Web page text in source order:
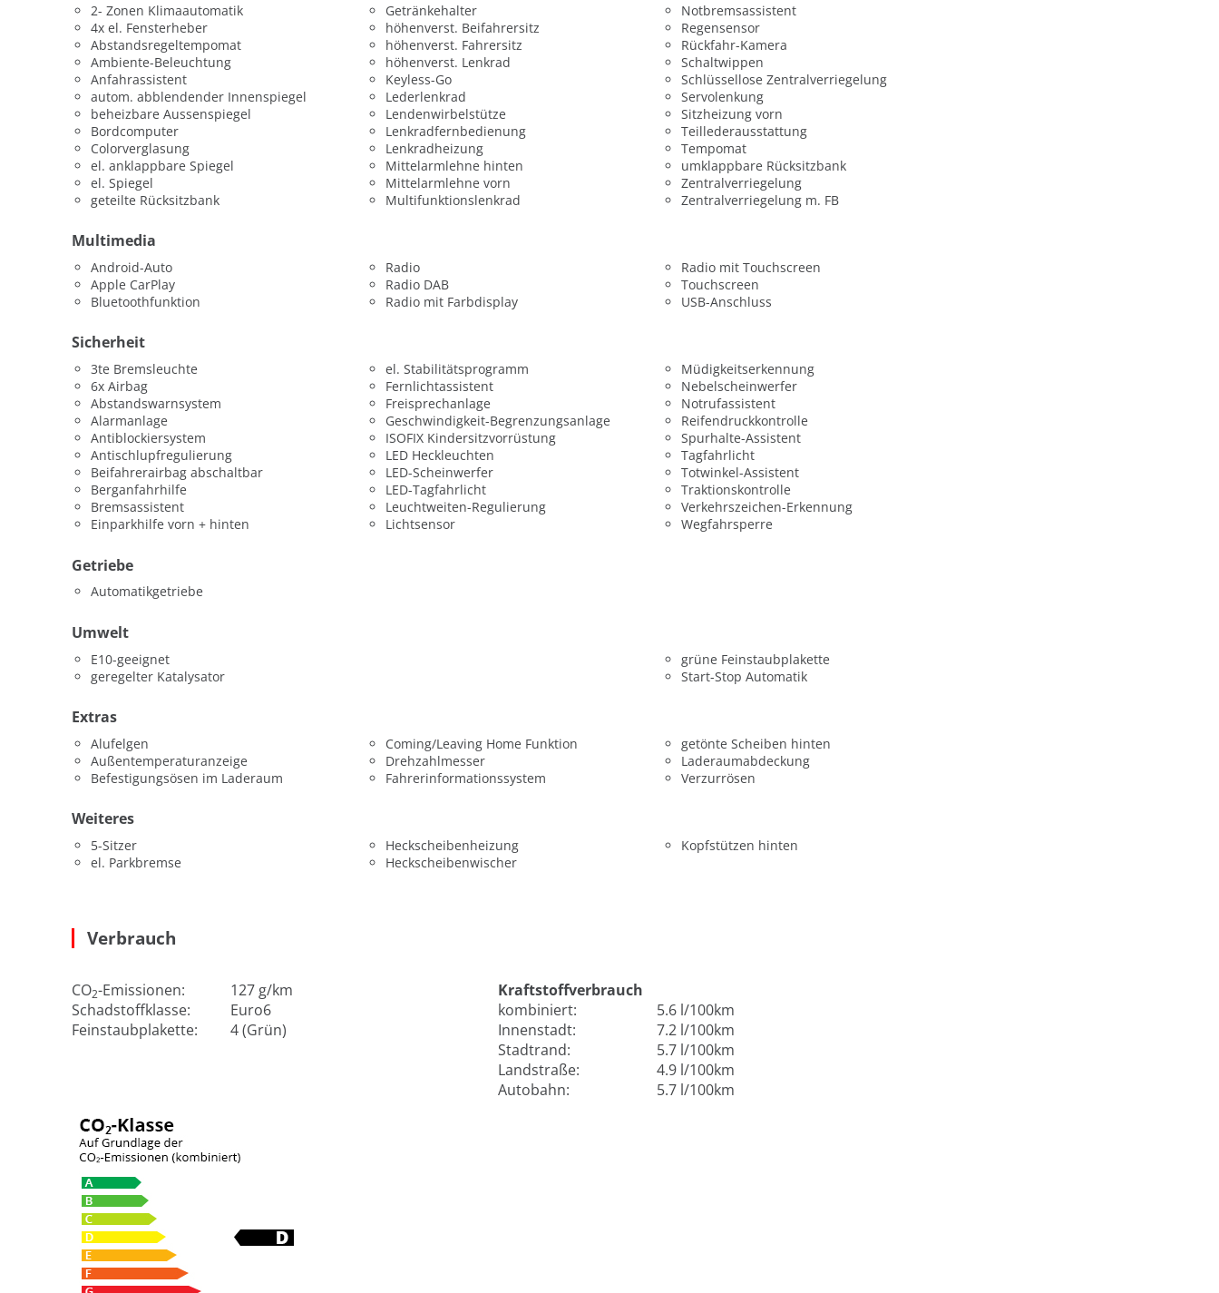
2- Zonen Klimaautomatik
4x el. Fensterheber
Abstandsregeltempomat
Ambiente-Beleuchtung
Anfahrassistent
autom. abblendender Innenspiegel
beheizbare Aussenspiegel
Bordcomputer
Colorverglasung
el. anklappbare Spiegel
el. Spiegel
geteilte Rücksitzbank
Getränkehalter
höhenverst. Beifahrersitz
höhenverst. Fahrersitz
höhenverst. Lenkrad
Keyless-Go
Lederlenkrad
Lendenwirbelstütze
Lenkradfernbedienung
Lenkradheizung
Mittelarmlehne hinten
Mittelarmlehne vorn
Multifunktionslenkrad
Notbremsassistent
Regensensor
Rückfahr-Kamera
Schaltwippen
Schlüssellose Zentralverriegelung
Servolenkung
Sitzheizung vorn
Teillederausstattung
Tempomat
umklappbare Rücksitzbank
Zentralverriegelung
Zentralverriegelung m. FB
Multimedia
Android-Auto
Apple CarPlay
Bluetoothfunktion
Radio
Radio DAB
Radio mit Farbdisplay
Radio mit Touchscreen
Touchscreen
USB-Anschluss
Sicherheit
3te Bremsleuchte
6x Airbag
Abstandswarnsystem
Alarmanlage
Antiblockiersystem
Antischlupfregulierung
Beifahrerairbag abschaltbar
Berganfahrhilfe
Bremsassistent
Einparkhilfe vorn + hinten
el. Stabilitätsprogramm
Fernlichtassistent
Freisprechanlage
Geschwindigkeit-Begrenzungsanlage
ISOFIX Kindersitzvorrüstung
LED Heckleuchten
LED-Scheinwerfer
LED-Tagfahrlicht
Leuchtweiten-Regulierung
Lichtsensor
Müdigkeitserkennung
Nebelscheinwerfer
Notrufassistent
Reifendruckkontrolle
Spurhalte-Assistent
Tagfahrlicht
Totwinkel-Assistent
Traktionskontrolle
Verkehrszeichen-Erkennung
Wegfahrsperre
Getriebe
Automatikgetriebe
Umwelt
E10-geeignet
geregelter Katalysator
grüne Feinstaubplakette
Start-Stop Automatik
Extras
Alufelgen
Außentemperaturanzeige
Befestigungsösen im Laderaum
Coming/Leaving Home Funktion
Drehzahlmesser
Fahrerinformationssystem
getönte Scheiben hinten
Laderaumabdeckung
Verzurrösen
Weiteres
5-Sitzer
el. Parkbremse
Heckscheibenheizung
Heckscheibenwischer
Kopfstützen hinten
Verbrauch
CO2-Emissionen:
127 g/km
Schadstoffklasse:
Euro6
Feinstaubplakette:
4 (Grün)
Kraftstoffverbrauch
kombiniert:
5.6 l/100km
Innenstadt:
7.2 l/100km
Stadtrand:
5.7 l/100km
Landstraße:
4.9 l/100km
Autobahn:
5.7 l/100km